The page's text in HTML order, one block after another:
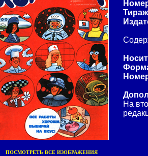
ПОСМОТРЕТЬ ВСЕ ИЗОБРАЖЕНИЯ
На